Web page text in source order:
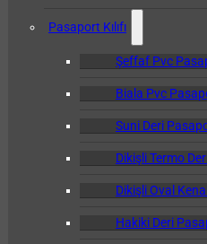
Pasaport Kılıfı
Şeffaf Pvc
Biala Pvc
Suni Deri
Dikişli Termo
Dikişli Oval
Hakiki Deri